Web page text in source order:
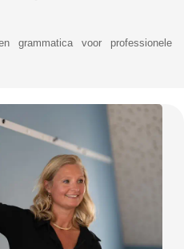
grammatica voor professionele